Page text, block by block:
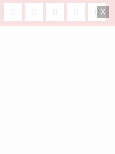
facebookYoutube
X